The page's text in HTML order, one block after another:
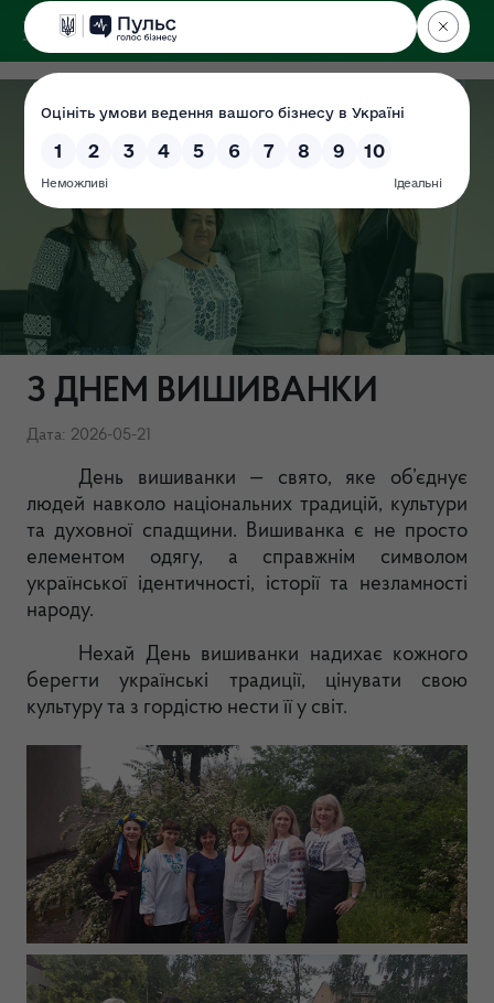
ДЕРЖЕКОІНСПЕКЦІЯ
З ДНЕМ ВИШИВАНКИ
Дата: 2026-05-21
День вишиванки — свято, яке об’єднує
людей навколо національних традицій, культури
та духовної спадщини. Вишиванка є не просто
елементом одягу, а справжнім символом
української ідентичності, історії та незламності
народу.
Нехай День вишиванки надихає кожного
берегти українські традиції, цінувати свою
культуру та з гордістю нести її у світ.